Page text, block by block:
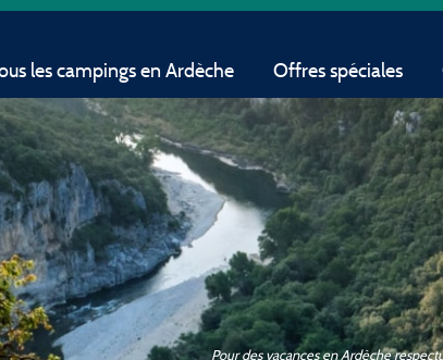
les campings en Ardèche Offres spéciales
Pour des vacances en Ardèche